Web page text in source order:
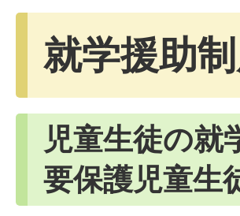
就学援助
児童生徒の就
要保護児童生